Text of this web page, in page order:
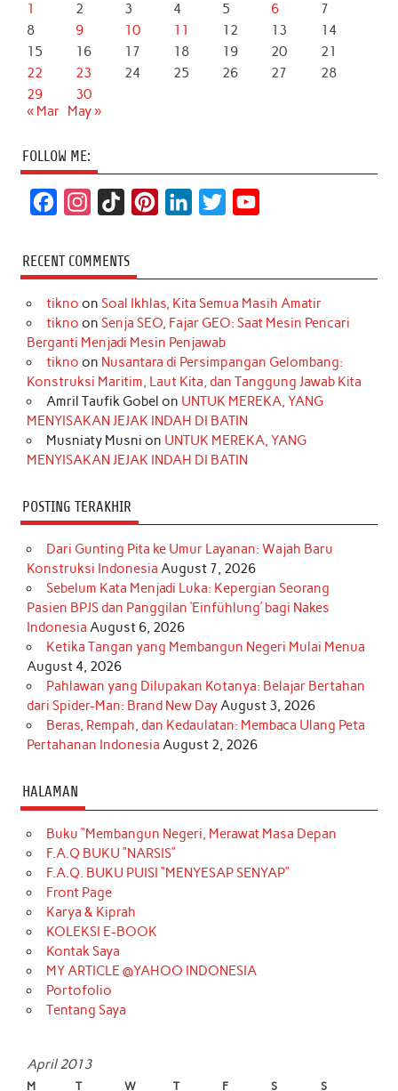
1 2 3 4 5 6
7
8
9 10 11 12 13
14
15
16 17 18 19 20
21
22
23 24 25 26 27
28
29
30
« Mar
May »
FOLLOW ME:
c
e
b
o
k
s
t
a
r
a
m
k
T
o
k
t
e
r
e
s
t
k
e
d
I
n
t
t
r
T
u
e
RECENT COMMENTS
tikno on Soal Ikhlas, Kita Semua Masih Amatir
tikno on Senja SEO, Fajar GEO: Saat Mesin Pencari
Berganti Menjadi Mesin Penjawab
tikno on Nusantara di Persimpangan Gelombang:
Konstruksi Maritim, Laut Kita, dan Tanggung Jawab Kita
Amril Taufik Gobel on UNTUK MEREKA, YANG
MENYISAKAN JEJAK INDAH DI BATIN
Musniaty Musni on UNTUK MEREKA, YANG
MENYISAKAN JEJAK INDAH DI BATIN
POSTING TERAKHIR
Dari Gunting Pita ke Umur Layanan: Wajah Baru
Konstruksi Indonesia August 7, 2026
Sebelum Kata Menjadi Luka: Kepergian Seorang
Pasien BPJS dan Panggilan ‘Einfühlung’ bagi Nakes
Indonesia August 6, 2026
Ketika Tangan yang Membangun Negeri Mulai Menua
August 4, 2026
Pahlawan yang Dilupakan Kotanya: Belajar Bertahan
dari Spider-Man: Brand New DayAugust 3, 2026
Beras, Rempah, dan Kedaulatan: Membaca Ulang Peta
Pertahanan Indonesia August 2, 2026
HALAMAN
Buku “Membangun Negeri, Merawat Masa Depan
F.A.Q BUKU “NARSIS”
F.A.Q. BUKU PUISI “MENYESAP SENYAP”
Front Page
Karya & Kiprah
KOLEKSI E-BOOK
Kontak Saya
MY ARTICLE @YAHOO INDONESIA
Portofolio
Tentang Saya
April 2013
M T W T F S S